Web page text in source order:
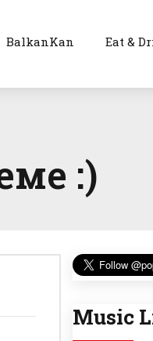
BalkanKan Eat &
:)
Music